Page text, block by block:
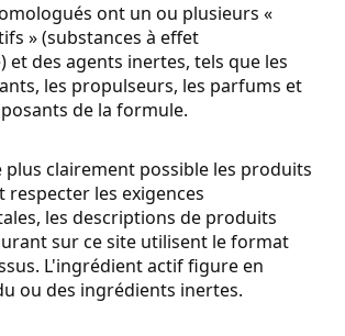
ont un ou plusieurs «
» (substances à effet
et des agents inertes, tels que les
les propulseurs, les parfums et
de la formule.
plus clairement possible les produits
respecter les exigences
les descriptions de produits
sur ce site utilisent le format
L'ingrédient actif figure en
ou des ingrédients inertes.